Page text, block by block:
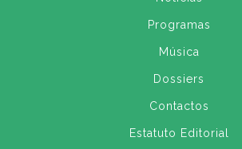
Programas
Música
Dossiers
Contactos
Estatuto Editorial